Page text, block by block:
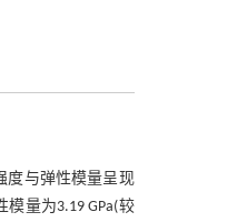
度与弹性模量呈现
量为3.19 GPa(较